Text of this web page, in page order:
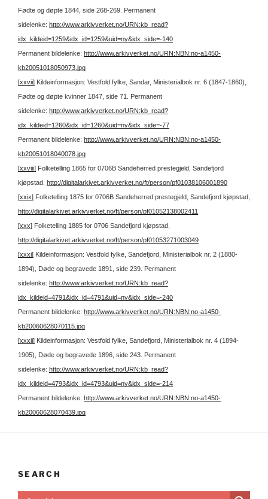
Fødte og døpte 1844, side 268-269. Permanent
sidelenke: http://www.arkivverket.no/URN:kb_read?
idx_kildeid=1259&idx_id=1259&uid=ny&idx_side=-140
Permanent bildelenke: http://www.arkivverket.no/URN:NBN:no-a1450-
kb20051018050973.jpg
[xxvii] Kildeinformasjon: Vestfold fylke, Sandar, Ministerialbok nr. 6 (1847-1860),
Fødte og døpte kvinner 1847, side 71. Permanent
sidelenke: http://www.arkivverket.no/URN:kb_read?
idx_kildeid=1260&idx_id=1260&uid=ny&idx_side=-77
Permanent bildelenke: http://www.arkivverket.no/URN:NBN:no-a1450-
kb20051018040078.jpg
[xxviii] Folketelling 1865 for 0706B Sandeherred prestegjeld, Sandefjord
kjøpstad, http://digitalarkivet.arkivverket.no/ft/person/pf01038106001890
[xxix] Folketelling 1875 for 0706B Sandeherred prestegjeld, Sandefjord kjøpstad,
http://digitalarkivet.arkivverket.no/ft/person/pf01052138002411
[xxx] Folketelling 1885 for 0706 Sandefjord kjøpstad,
http://digitalarkivet.arkivverket.no/ft/person/pf01053271003049
[xxxi] Kildeinformasjon: Vestfold fylke, Sandefjord, Ministerialbok nr. 2 (1880-
1894), Døde og begravede 1891, side 239. Permanent
sidelenke: http://www.arkivverket.no/URN:kb_read?
idx_kildeid=4791&idx_id=4791&uid=ny&idx_side=-240
Permanent bildelenke: http://www.arkivverket.no/URN:NBN:no-a1450-
kb20060628070115.jpg
[xxxii] Kildeinformasjon: Vestfold fylke, Sandefjord, Ministerialbok nr. 4 (1894-
1905), Døde og begravede 1896, side 243. Permanent
sidelenke: http://www.arkivverket.no/URN:kb_read?
idx_kildeid=4793&idx_id=4793&uid=ny&idx_side=-214
Permanent bildelenke: http://www.arkivverket.no/URN:NBN:no-a1450-
kb20060628070439.jpg
SEARCH